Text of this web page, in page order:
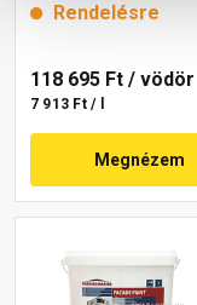
Rendelésre
118 695 Ft / vödör
7 913 Ft / l
Megnézem